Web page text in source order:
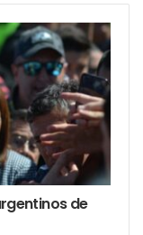
“Categoría
y tradición
a
gastronomía
deDiegode